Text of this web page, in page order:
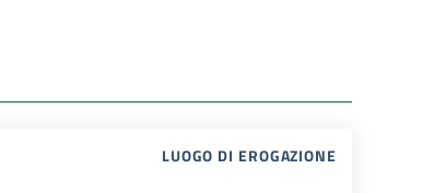
LUOGO DI EROGAZIONE